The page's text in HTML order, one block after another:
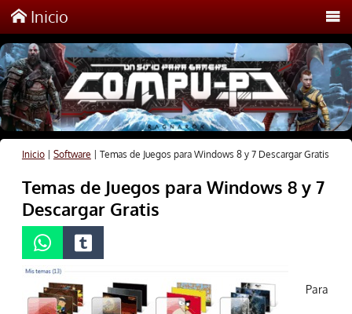
Inicio
Inicio| Software Temas de Juegos para Windows 8 y 7 Descargar Gratis
Temas de Juegos para Windows 8 y 7
Descargar Gratis
Para